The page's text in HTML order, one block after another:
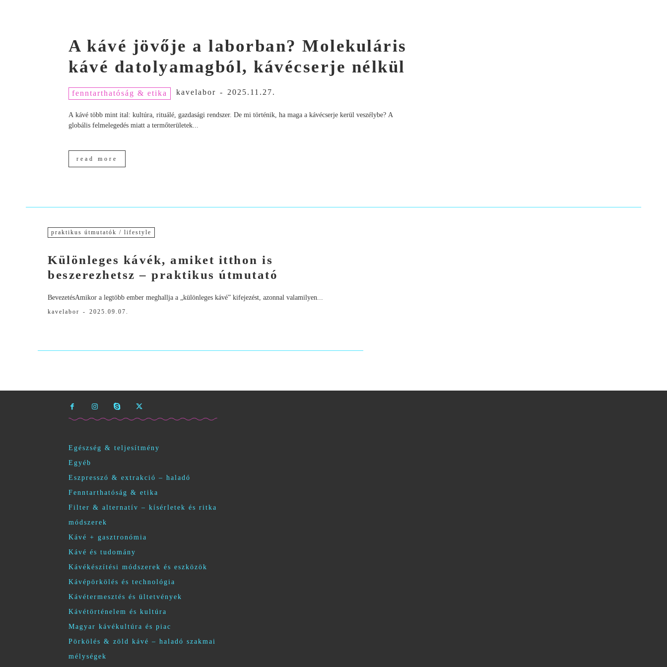
A kávé jövője a laborban? Molekuláris
kávé datolyamagból, kávécserje nélkül
fenntarthatóság & etika kavelabor - 2025.11.27.
A kávé több mint ital: kultúra, rituálé, gazdasági rendszer. De mi történik, ha maga a kávécserje kerül veszélybe? A
globális felmelegedés miatt a termőterületek...
read more
praktikus útmutatók / lifestyle
Különleges kávék, amiket itthon is
beszerezhetsz – praktikus útmutató
BevezetésAmikor a legtöbb ember meghallja a „különleges kávé” kifejezést, azonnal valamilyen...
kavelabor - 2025.09.07.
Egészség & teljesítmény
Egyéb
Eszpresszó & extrakció – haladó
Fenntarthatóság & etika
Filter & alternatív – kísérletek és ritka
módszerek
Kávé + gasztronómia
Kávé és tudomány
Kávékészítési módszerek és eszközök
Kávépörkölés és technológia
Kávétermesztés és ültetvények
Kávétörténelem és kultúra
Magyar kávékultúra és piac
Pörkölés & zöld kávé – haladó szakmai
mélységek